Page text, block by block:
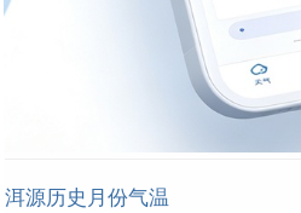
洱源历史月份气温